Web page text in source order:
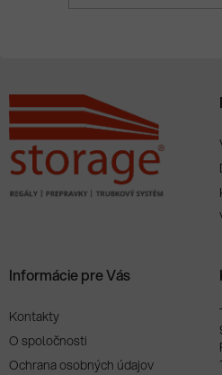
Informácie pre Vás
Kontakty
O spoločnosti
Ochrana osobných údajov